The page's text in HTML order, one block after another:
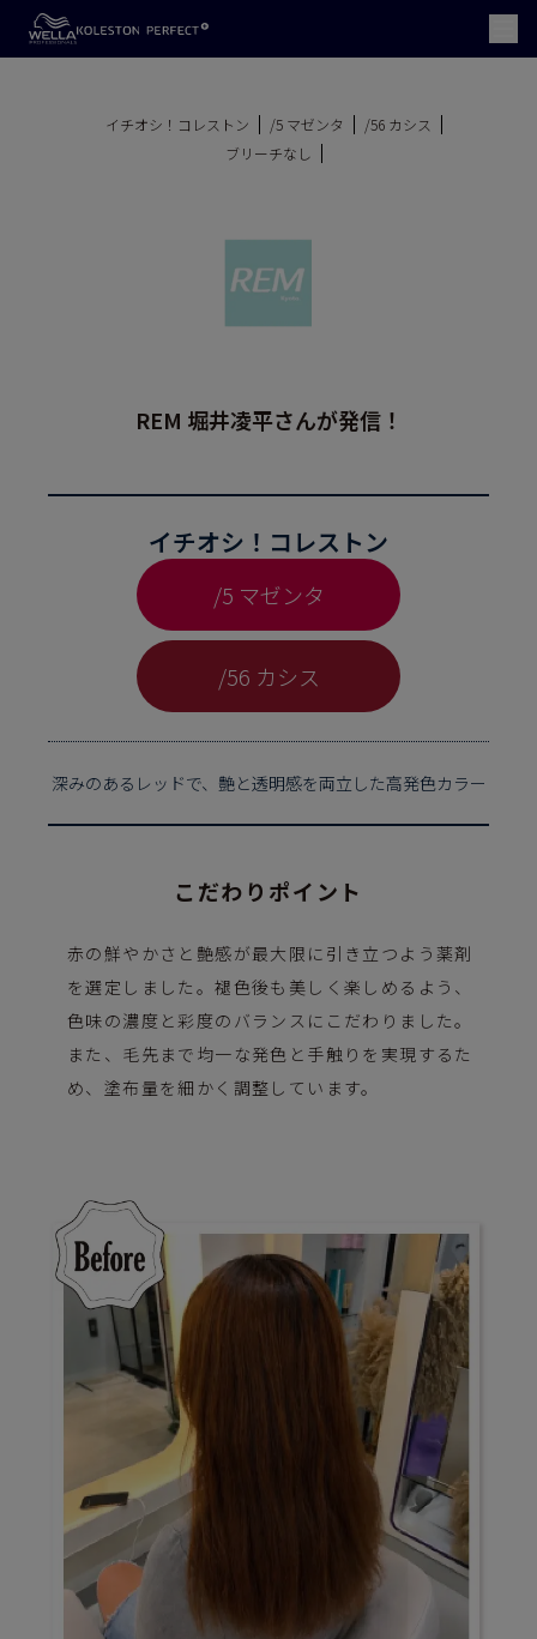
イチオシ！コレストン /5 マゼンタ
/56 カシス
ブリーチなし
REM 堀井凌平さんが発信！
イチオシ！コレストン
/5 マゼンタ
/56 カシス
深みのあるレッドで、艶と透明感を両立した高発色カラー
こだわりポイント
赤の鮮やかさと艶感が最大限に引き立つよう薬剤
を選定しました。褪色後も美しく楽しめるよう、
色味の濃度と彩度のバランスにこだわりました。
また、毛先まで均一な発色と手触りを実現するた
め、塗布量を細かく調整しています。